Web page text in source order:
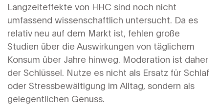
Langzeiteffekte von HHC sind noch nicht
umfassend wissenschaftlich untersucht. Da es
relativ neu auf dem Markt ist, fehlen große
Studien über die Auswirkungen von täglichem
Konsum über Jahre hinweg. Moderation ist daher
der Schlüssel. Nutze es nicht als Ersatz für Schlaf
oder Stressbewältigung im Alltag, sondern als
gelegentlichen Genuss.